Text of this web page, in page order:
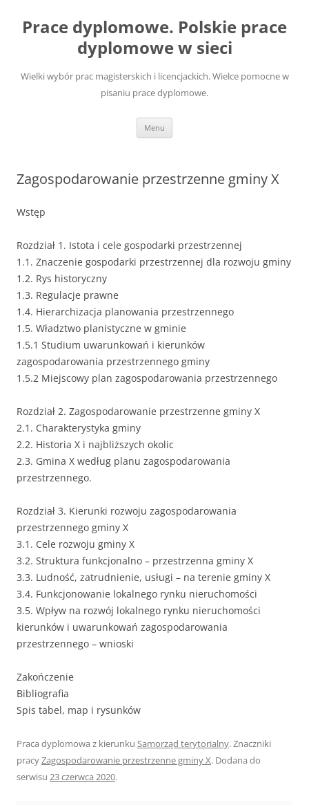
treści
Prace dyplomowe. Polskie prace
dyplomowe w sieci
Wielki wybór prac magisterskich i licencjackich. Wielce pomocne w
pisaniu prace dyplomowe.
Menu
Zagospodarowanie przestrzenne gminy X
Wstęp
Rozdział 1. Istota i cele gospodarki przestrzennej
1.1. Znaczenie gospodarki przestrzennej dla rozwoju gminy
1.2. Rys historyczny
1.3. Regulacje prawne
1.4. Hierarchizacja planowania przestrzennego
1.5. Władztwo planistyczne w gminie
1.5.1 Studium uwarunkowań i kierunków
zagospodarowania przestrzennego gminy
1.5.2 Miejscowy plan zagospodarowania przestrzennego
Rozdział 2. Zagospodarowanie przestrzenne gminy X
2.1. Charakterystyka gminy
2.2. Historia X i najbliższych okolic
2.3. Gmina X według planu zagospodarowania
przestrzennego.
Rozdział 3. Kierunki rozwoju zagospodarowania
przestrzennego gminy X
3.1. Cele rozwoju gminy X
3.2. Struktura funkcjonalno – przestrzenna gminy X
3.3. Ludność, zatrudnienie, usługi – na terenie gminy X
3.4. Funkcjonowanie lokalnego rynku nieruchomości
3.5. Wpływ na rozwój lokalnego rynku nieruchomości
kierunków i uwarunkowań zagospodarowania
przestrzennego – wnioski
Zakończenie
Bibliografia
Spis tabel, map i rysunków
Praca dyplomowa z kierunku Samorząd terytorialny. Znaczniki
pracyZagospodarowanie przestrzenne gminy X. Dodana do
serwisu 23 czerwca 2020.